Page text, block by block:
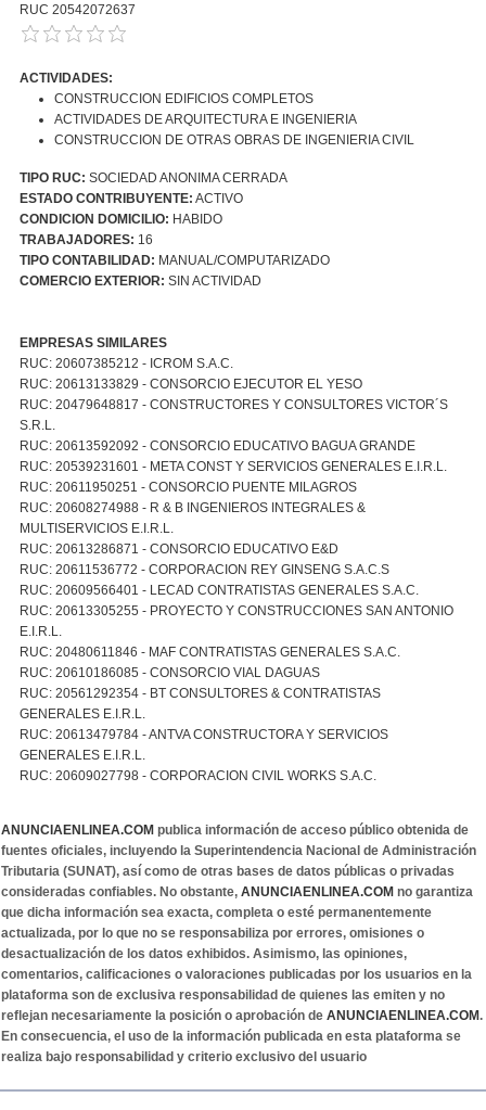
RUC 20542072637
ACTIVIDADES:
CONSTRUCCION EDIFICIOS COMPLETOS
ACTIVIDADES DE ARQUITECTURA E INGENIERIA
CONSTRUCCION DE OTRAS OBRAS DE INGENIERIA CIVIL
TIPO RUC: SOCIEDAD ANONIMA CERRADA
ESTADO CONTRIBUYENTE: ACTIVO
CONDICION DOMICILIO: HABIDO
TRABAJADORES: 16
TIPO CONTABILIDAD: MANUAL/COMPUTARIZADO
COMERCIO EXTERIOR: SIN ACTIVIDAD
EMPRESAS SIMILARES
RUC: 20607385212 - ICROM S.A.C.
RUC: 20613133829 - CONSORCIO EJECUTOR EL YESO
RUC: 20479648817 - CONSTRUCTORES Y CONSULTORES VICTOR´S
S.R.L.
RUC: 20613592092 - CONSORCIO EDUCATIVO BAGUA GRANDE
RUC: 20539231601 - META CONST Y SERVICIOS GENERALES E.I.R.L.
RUC: 20611950251 - CONSORCIO PUENTE MILAGROS
RUC: 20608274988 - R & B INGENIEROS INTEGRALES &
MULTISERVICIOS E.I.R.L.
RUC: 20613286871 - CONSORCIO EDUCATIVO E&D
RUC: 20611536772 - CORPORACION REY GINSENG S.A.C.S
RUC: 20609566401 - LECAD CONTRATISTAS GENERALES S.A.C.
RUC: 20613305255 - PROYECTO Y CONSTRUCCIONES SAN ANTONIO
E.I.R.L.
RUC: 20480611846 - MAF CONTRATISTAS GENERALES S.A.C.
RUC: 20610186085 - CONSORCIO VIAL DAGUAS
RUC: 20561292354 - BT CONSULTORES & CONTRATISTAS
GENERALES E.I.R.L.
RUC: 20613479784 - ANTVA CONSTRUCTORA Y SERVICIOS
GENERALES E.I.R.L.
RUC: 20609027798 - CORPORACION CIVIL WORKS S.A.C.
ANUNCIAENLINEA.COM publica información de acceso público obtenida de
fuentes oficiales, incluyendo la Superintendencia Nacional de Administración
Tributaria (SUNAT), así como de otras bases de datos públicas o privadas
consideradas confiables. No obstante, ANUNCIAENLINEA.COM no garantiza
que dicha información sea exacta, completa o esté permanentemente
actualizada, por lo que no se responsabiliza por errores, omisiones o
desactualización de los datos exhibidos. Asimismo, las opiniones,
comentarios, calificaciones o valoraciones publicadas por los usuarios en la
plataforma son de exclusiva responsabilidad de quienes las emiten y no
reflejan necesariamente la posición o aprobación de ANUNCIAENLINEA.COM.
En consecuencia, el uso de la información publicada en esta plataforma se
realiza bajo responsabilidad y criterio exclusivo del usuario